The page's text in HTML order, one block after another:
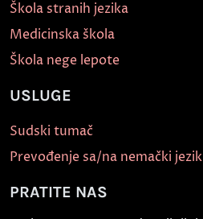
Škola stranih jezika
Medicinska škola
Škola nege lepote
USLUGE
Sudski tumač
Prevođenje sa/na nemački jezik
PRATITE NAS